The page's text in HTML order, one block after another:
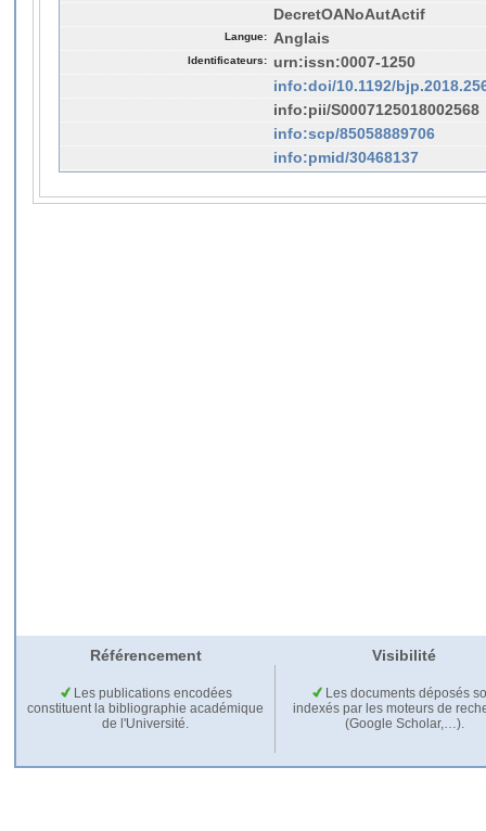
DecretOANoAutActif
Langue: Anglais
Identificateurs:
urn:issn:0007-1250
info:doi/10.1192/
info:pii/S0007125018002568
info:scp/85058889706
info:pmid/30468137
Référencement Visibilité
Les publications encodées
constituent la bibliographie académique
de l'Université.
Les documents déposés
indexés par les moteurs de
(Google Scholar,…).